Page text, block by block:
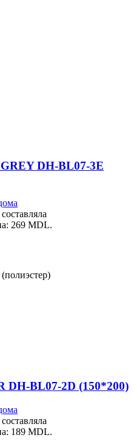
DH-BL07-3E
269 MDL.
DH-BL07-2D (150*200)
189 MDL.